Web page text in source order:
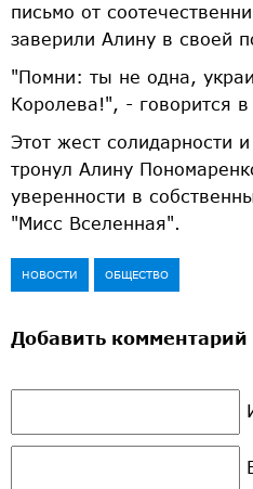
письмо от
заверили Алину в своей
"Помни: ты не одна,
Королева!", - говорится в
Этот жест солидарности
тронул Алину
уверенности в
"Мисс Вселенная".
НОВОСТИ ОБЩЕСТВО
Добавить комментарий